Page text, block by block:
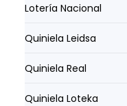
Lotería Nacional
Quiniela Leidsa
Quiniela Real
Quiniela Loteka